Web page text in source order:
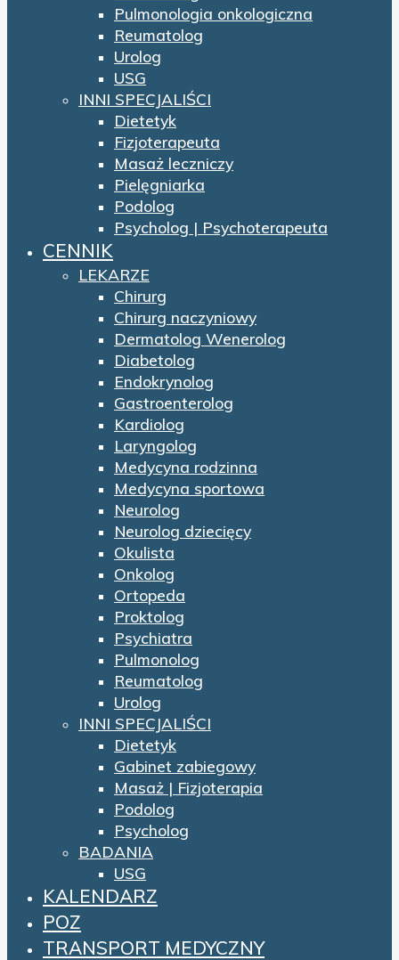
Pulmonologia onkologiczna
Reumatolog
Urolog
USG
INNI SPECJALIŚCI
Dietetyk
Fizjoterapeuta
Masaż leczniczy
Pielęgniarka
Podolog
Psycholog | Psychoterapeuta
CENNIK
LEKARZE
Chirurg
Chirurg naczyniowy
Dermatolog Wenerolog
Diabetolog
Endokrynolog
Gastroenterolog
Kardiolog
Laryngolog
Medycyna rodzinna
Medycyna sportowa
Neurolog
Neurolog dziecięcy
Okulista
Onkolog
Ortopeda
Proktolog
Psychiatra
Pulmonolog
Reumatolog
Urolog
INNI SPECJALIŚCI
Dietetyk
Gabinet zabiegowy
Masaż | Fizjoterapia
Podolog
Psycholog
BADANIA
USG
KALENDARZ
POZ
TRANSPORT MEDYCZNY